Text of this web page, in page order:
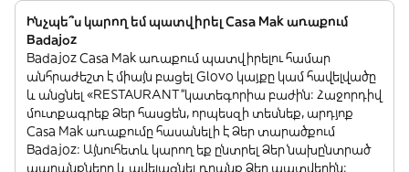
Ինչպե՞ս կարող եմ պատվիրել Casa Mak առաքում
Badajoz
Badajoz Casa Mak առաքում պատվիրելու համար
անհրաժեշտ է միայն բացել Glovo կայքը կամ հավելվածը
և անցնել «RESTAURANT”կատեգորիա բաժին: Հաջորդիվ
մուտքագրեք Ձեր հասցեն, որպեսզի տեսնեք, արդյոք
Casa Mak առաքումը հասանելի է Ձեր տարածքում
Badajoz: Այնուհետև կարող եք ընտրել Ձեր նախընտրած
ապրանքները և ավելացնել դրանք Ձեր պատվերին: